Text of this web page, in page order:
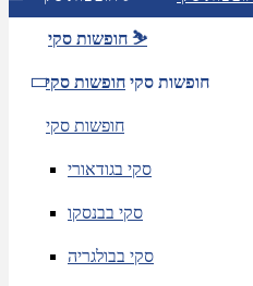
חופשות סקי ⛷️
חופשות סקי חופשות סקי
חופשות סקי
סקי בגודאורי
סקי בבנסקו
סקי בבולגריה